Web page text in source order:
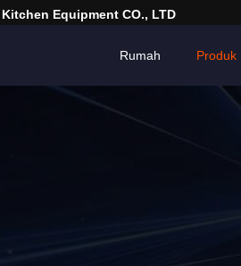
Equipment CO., LTD
Rumah Produk